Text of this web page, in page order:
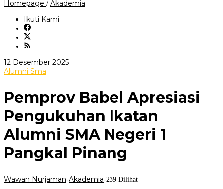
Homepage / Akademia
Ikuti Kami
12 Desember 2025oleh
Alumni Sma
Pemprov Babel Apresiasi
Pengukuhan Ikatan
Alumni SMA Negeri 1
Pangkal Pinang
Wawan Nurjaman-Akademia-239 Dilihat